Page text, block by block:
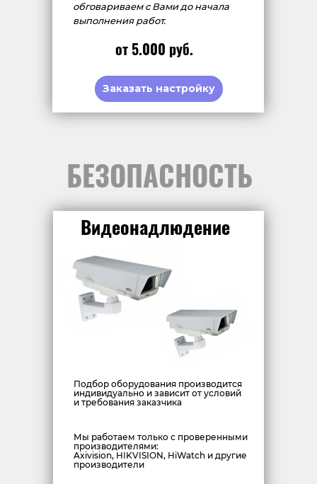
от 5.000 руб.
обговариваем с Вами до начала
выполнения работ.
Заказать настройку
Видеонадлюдение
Мы работаем только с проверенными
производителями:
Axivision, HIKVISION, HiWatch и другие
производители
БЕЗОПАСНОСТЬ
Подбор оборудования производится
индивидуально и зависит от условий
и требования заказчика